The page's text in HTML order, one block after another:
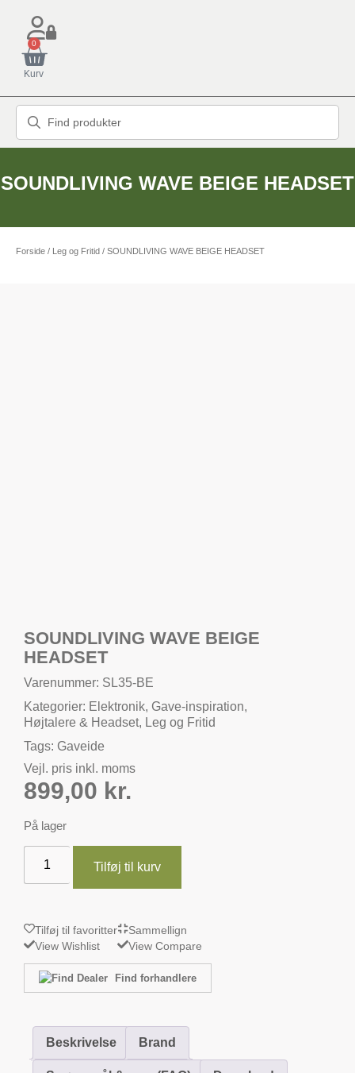
0
Kurv
SOUNDLIVING WAVE BEIGE HEADSET
Forside / Leg og Fritid / SOUNDLIVING WAVE BEIGE HEADSET
SOUNDLIVING WAVE BEIGE
HEADSET
Varenummer: SL35-BE
Kategorier: Elektronik, Gave-inspiration,
Højtalere & Headset, Leg og Fritid
Tags: Gaveide
Vejl. pris inkl. moms
899,00 kr.
På lager
Tilføj til kurv
Tilføj til favoritter
View Wishlist
Sammellign
View Compare
Find forhandlere
Beskrivelse Brand